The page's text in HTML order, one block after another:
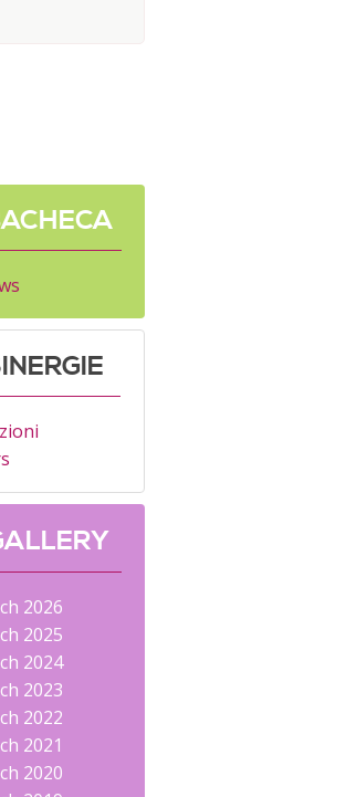
2026
2025
2024
2023
2022
2021
2020